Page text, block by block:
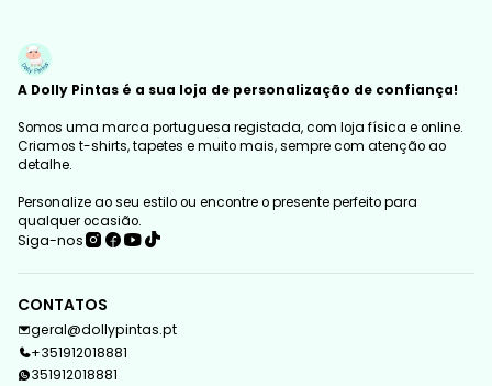
A Dolly Pintas é a sua loja de personalização de confiança!
Somos uma marca portuguesa registada, com loja física e online.
Criamos t-shirts, tapetes e muito mais, sempre com atenção ao
detalhe.
Personalize ao seu estilo ou encontre o presente perfeito para
qualquer ocasião.
Siga-nos
CONTATOS
geral@dollypintas.pt
+351912018881
351912018881